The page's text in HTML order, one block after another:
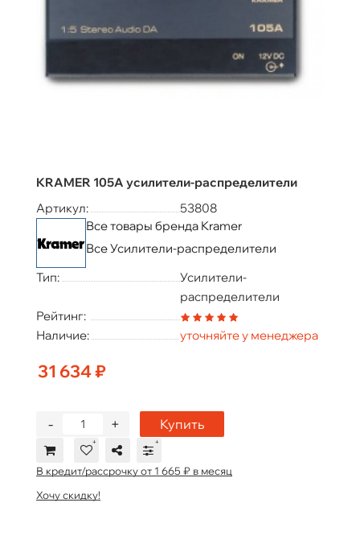
KRAMER 105A усилители-распределители
Артикул:
53808
Все товары бренда Kramer
Все Усилители-распределители
Тип:
Усилители-
распределители
Рейтинг:
Наличие:
уточняйте у менеджера
31 634 ₽
+
- Купить
В кредит/рассрочку от 1 665 ₽ в месяц
Хочу скидку!